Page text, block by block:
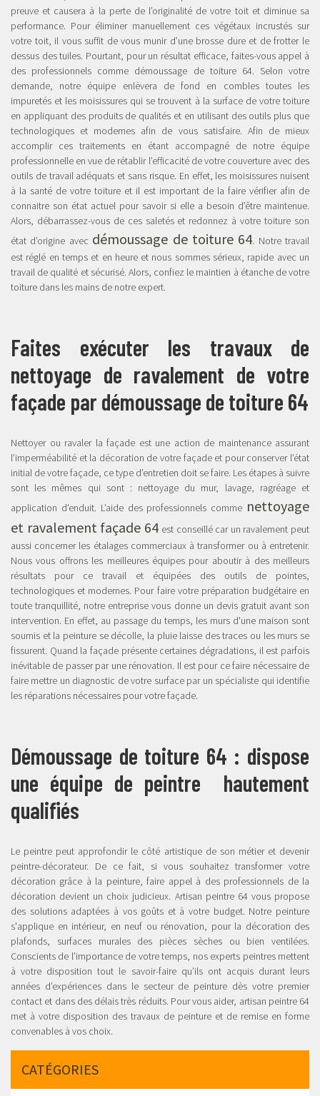
preuve et causera à la perte de l’originalité de votre toit et diminue sa
performance. Pour éliminer manuellement ces végétaux incrustés sur
votre toit, il vous suffit de vous munir d’une brosse dure et de frotter le
dessus des tuiles. Pourtant, pour un résultat efficace, faites-vous appel à
des professionnels comme démoussage de toiture 64. Selon votre
demande, notre équipe enlèvera de fond en combles toutes les
impuretés et les moisissures qui se trouvent à la surface de votre toiture
en appliquant des produits de qualités et en utilisant des outils plus que
technologiques et modernes afin de vous satisfaire. Afin de mieux
accomplir ces traitements en étant accompagné de notre équipe
professionnelle en vue de rétablir l’efficacité de votre couverture avec des
outils de travail adéquats et sans risque. En effet, les moisissures nuisent
à la santé de votre toiture et il est important de la faire vérifier afin de
connaitre son état actuel pour savoir si elle a besoin d’être maintenue.
Alors, débarrassez-vous de ces saletés et redonnez à votre toiture son
état d’origine avec démoussage de toiture 64. Notre travail
est réglé en temps et en heure et nous sommes sérieux, rapide avec un
travail de qualité et sécurisé. Alors, confiez le maintien à étanche de votre
toiture dans les mains de notre expert.
Faites exécuter les travaux de
nettoyage de ravalement de votre
façade par démoussage de toiture 64
Nettoyer ou ravaler la façade est une action de maintenance assurant
l’imperméabilité et la décoration de votre façade et pour conserver l’état
initial de votre façade, ce type d’entretien doit se faire. Les étapes à suivre
sont les mêmes qui sont : nettoyage du mur, lavage, ragréage et
application d'enduit. L’aide des professionnels comme nettoyage
et ravalement façade 64 est conseillé car un ravalement peut
aussi concerner les étalages commerciaux à transformer ou à entretenir.
Nous vous offrons les meilleures équipes pour aboutir à des meilleurs
résultats pour ce travail et équipées des outils de pointes,
technologiques et modernes. Pour faire votre préparation budgétaire en
toute tranquillité, notre entreprise vous donne un devis gratuit avant son
intervention. En effet, au passage du temps, les murs d'une maison sont
soumis et la peinture se décolle, la pluie laisse des traces ou les murs se
fissurent. Quand la façade présente certaines dégradations, il est parfois
inévitable de passer par une rénovation. Il est pour ce faire nécessaire de
faire mettre un diagnostic de votre surface par un spécialiste qui identifie
les réparations nécessaires pour votre façade.
Démoussage de toiture 64 : dispose
une équipe de peintre hautement
qualifiés
Le peintre peut approfondir le côté artistique de son métier et devenir
peintre-décorateur. De ce fait, si vous souhaitez transformer votre
décoration grâce à la peinture, faire appel à des professionnels de la
décoration devient un choix judicieux. Artisan peintre 64 vous propose
des solutions adaptées à vos goûts et à votre budget. Notre peinture
s'applique en intérieur, en neuf ou rénovation, pour la décoration des
plafonds, surfaces murales des pièces sèches ou bien ventilées.
Conscients de l’importance de votre temps, nos experts peintres mettent
à votre disposition tout le savoir-faire qu’ils ont acquis durant leurs
années d’expériences dans le secteur de peinture dès votre premier
contact et dans des délais très réduits. Pour vous aider, artisan peintre 64
met à votre disposition des travaux de peinture et de remise en forme
convenables à vos choix.
CATÉGORIES